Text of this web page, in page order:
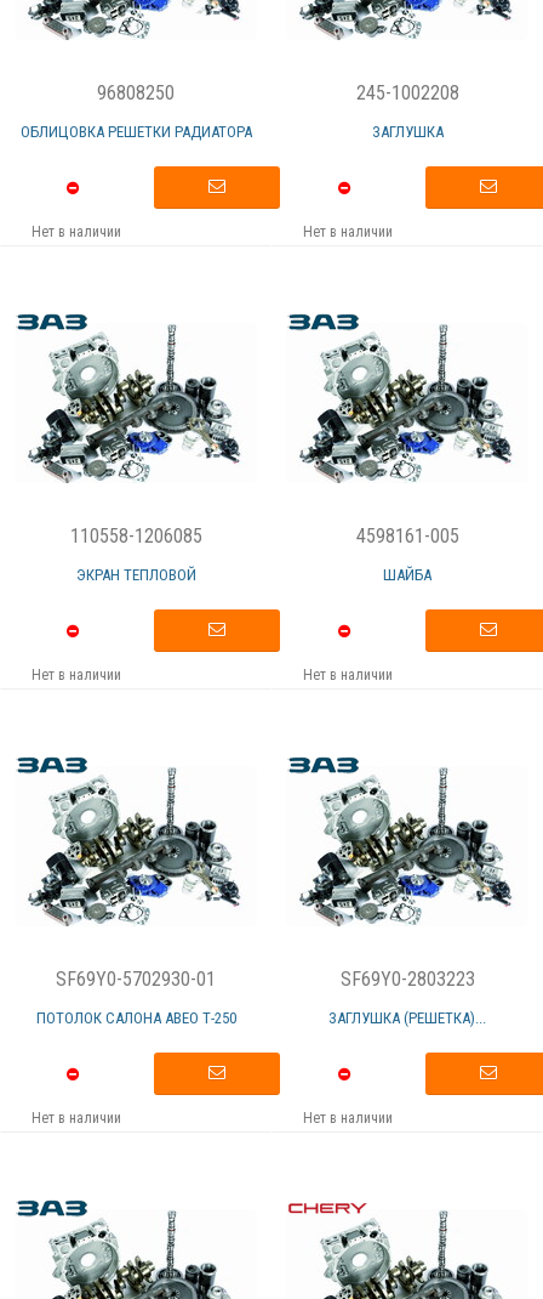
96808250
ОБЛИЦОВКА РЕШЕТКИ РАДИАТОРА
Нет в наличии
245-1002208
ЗАГЛУШКА
Нет в наличии
110558-1206085
ЭКРАН ТЕПЛОВОЙ
Нет в наличии
4598161-005
ШАЙБА
Нет в наличии
SF69Y0-5702930-01
ПОТОЛОК САЛОНА АВЕО Т-250
Нет в наличии
SF69Y0-2803223
ЗАГЛУШКА (РЕШЕТКА)...
Нет в наличии